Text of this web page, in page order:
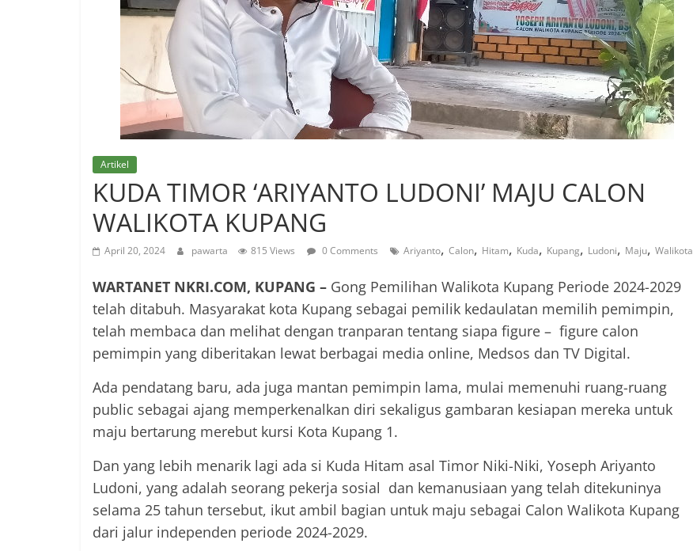
Artikel
KUDA TIMOR ‘ARIYANTO LUDONI’ MAJU CALON
WALIKOTA KUPANG
April 20, 2024 pawarta 815 Views 0 Comments Ariyanto, Calon, Hitam, Kuda, Kupang, Ludoni, Maju, Walikota
WARTANET NKRI.COM, KUPANG – Gong Pemilihan Walikota Kupang Periode 2024-2029
telah ditabuh. Masyarakat kota Kupang sebagai pemilik kedaulatan memilih pemimpin,
telah membaca dan melihat dengan tranparan tentang siapa figure – figure calon
pemimpin yang diberitakan lewat berbagai media online, Medsos dan TV Digital.
Ada pendatang baru, ada juga mantan pemimpin lama, mulai memenuhi ruang-ruang
public sebagai ajang memperkenalkan diri sekaligus gambaran kesiapan mereka untuk
maju bertarung merebut kursi Kota Kupang 1.
Dan yang lebih menarik lagi ada si Kuda Hitam asal Timor Niki-Niki, Yoseph Ariyanto
Ludoni, yang adalah seorang pekerja sosial dan kemanusiaan yang telah ditekuninya
selama 25 tahun tersebut, ikut ambil bagian untuk maju sebagai Calon Walikota Kupang
dari jalur independen periode 2024-2029.